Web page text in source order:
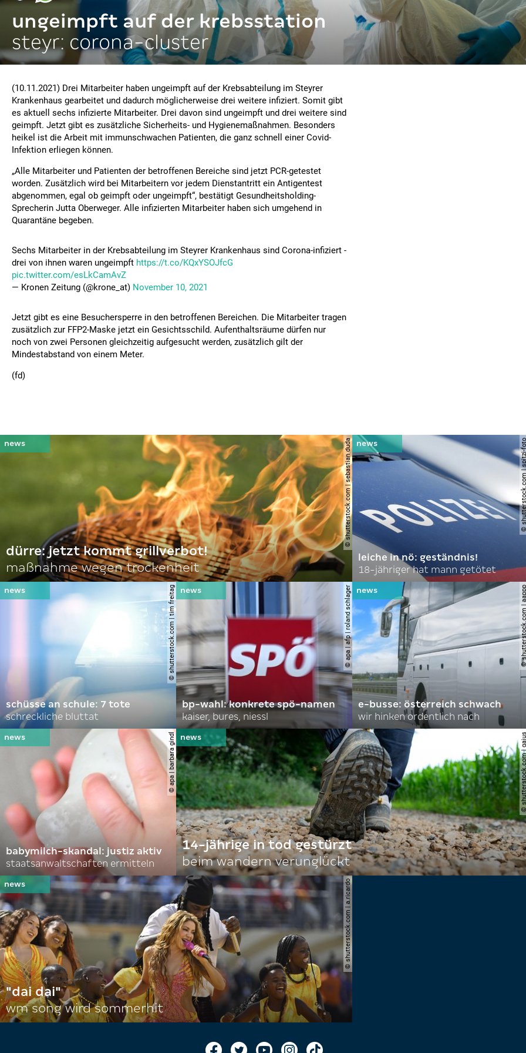
ungeimpft auf der krebsstation
steyr: corona-cluster
(10.11.2021) Drei Mitarbeiter haben ungeimpft auf der Krebsabteilung im Steyrer
Krankenhaus gearbeitet und dadurch möglicherweise drei weitere infiziert. Somit gibt
es aktuell sechs infizierte Mitarbeiter. Drei davon sind ungeimpft und drei weitere sind
geimpft. Jetzt gibt es zusätzliche Sicherheits- und Hygienemaßnahmen. Besonders
heikel ist die Arbeit mit immunschwachen Patienten, die ganz schnell einer Covid-
Infektion erliegen können.
„Alle Mitarbeiter und Patienten der betroffenen Bereiche sind jetzt PCR-getestet
worden. Zusätzlich wird bei Mitarbeitern vor jedem Dienstantritt ein Antigentest
abgenommen, egal ob geimpft oder ungeimpft“, bestätigt Gesundheitsholding-
Sprecherin Jutta Oberweger. Alle infizierten Mitarbeiter haben sich umgehend in
Quarantäne begeben.
Sechs Mitarbeiter in der Krebsabteilung im Steyrer Krankenhaus sind Corona-infiziert -
drei von ihnen waren ungeimpft https://t.co/KQxYSOJfcG
pic.twitter.com/esLkCamAvZ
— Kronen Zeitung (@krone_at) November 10, 2021
Jetzt gibt es eine Besuchersperre in den betroffenen Bereichen. Die Mitarbeiter tragen
zusätzlich zur FFP2-Maske jetzt ein Gesichtsschild. Aufenthaltsräume dürfen nur
noch von zwei Personen gleichzeitig aufgesucht werden, zusätzlich gilt der
Mindestabstand von einem Meter.
(fd)
© shutterstock.com | sebastian duda
dürre: jetzt kommt grillverbot!
maßnahme wegen trockenheit
©
leiche in nö: geständnis!
18-jähriger hat mann getötet
© shutterstock.com | tim freitag
schüsse an schule: 7 tote
schreckliche bluttat
© apa | afp | roland schlager
bp-wahl: konkrete spö-namen
kaiser, bures, niessl
©
e-busse: österreich schwach
wir hinken ordentlich nach
© apa | barbara gindl
babymilch-skandal: justiz aktiv
staatsanwaltschaften ermitteln
©
14-jährige in tod gestürzt
beim wandern verunglückt
© shutterstock.com | a.ricardo
"dai dai"
wm song wird sommerhit